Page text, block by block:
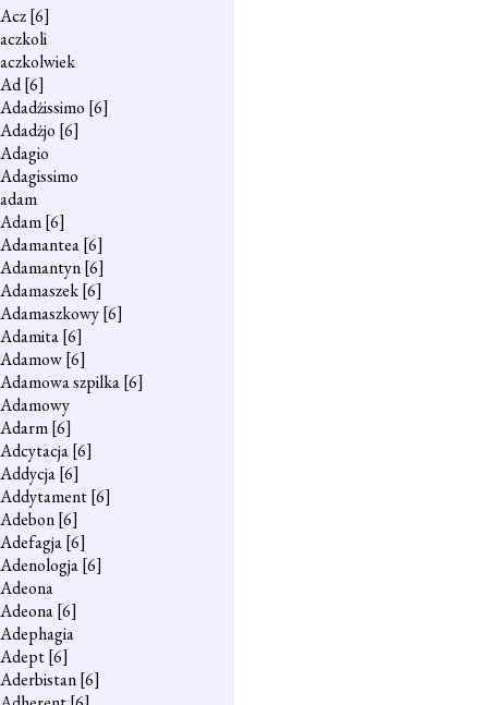
Acz[6]
aczkoli
aczkolwiek
Ad[6]
Adadżissimo [6]
Adadżjo [6]
Adagio
Adagissimo
adam
Adam[6]
Adamantea[6]
Adamantyn[6]
Adamaszek[6]
Adamaszkowy[6]
Adamita[6]
Adamow[6]
Adamowa szpilka[6]
Adamowy
Adarm[6]
Adcytacja[6]
Addycja[6]
Addytament[6]
Adebon[6]
Adefagja[6]
Adenologja[6]
Adeona
Adeona[6]
Adephagia
Adept[6]
Aderbistan[6]